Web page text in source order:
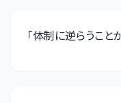
「体制に逆らうこと